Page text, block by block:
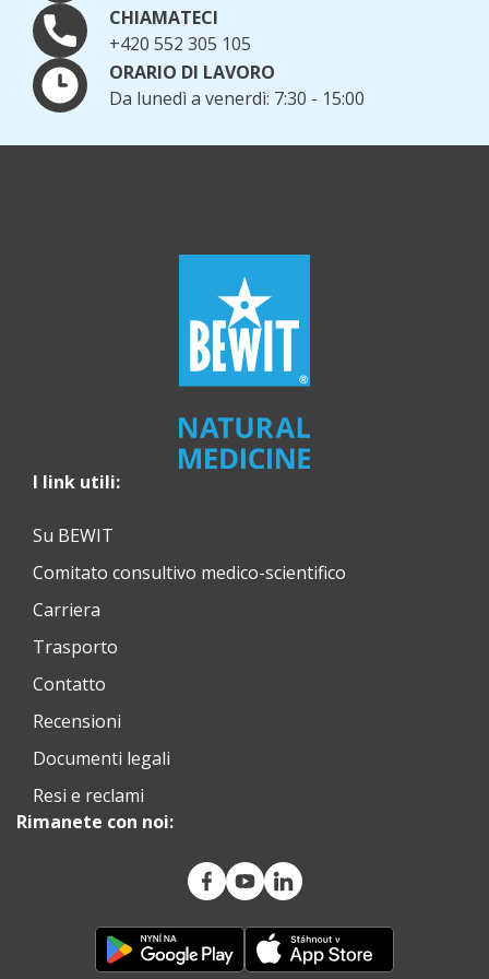
CHIAMATECI
+420 552 305 105
ORARIO DI LAVORO
Da lunedì a venerdì: 7:30 - 15:00
I link utili:
Su BEWIT
Comitato consultivo medico-scientifico
Carriera
Trasporto
Contatto
Recensioni
Documenti legali
Resi e reclami
Rimanete con noi: